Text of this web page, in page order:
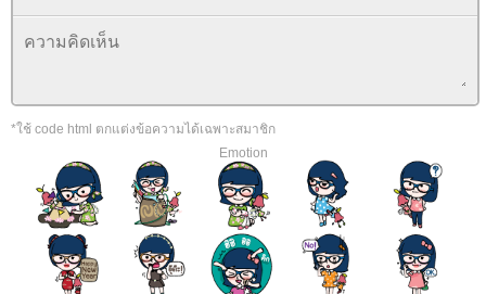
*ใช้ code html ตกแต่งข้อความได้เฉพาะสมาชิก
Emotion